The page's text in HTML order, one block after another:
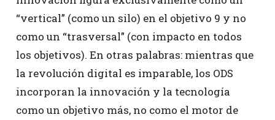
“vertical” (como un silo) en el objetivo 9 y no
como un “trasversal” (con impacto en todos
los objetivos). En otras palabras: mientras que
la revolución digital es imparable, los ODS
incorporan la innovación y la tecnología
como un objetivo más, no como el motor de